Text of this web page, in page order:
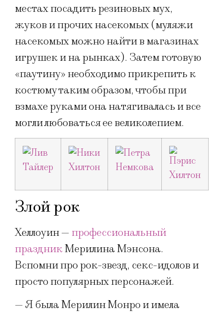
местах посадить резиновых мух,
жуков и прочих насекомых (муляжи
насекомых можно найти в магазинах
игрушек и на рынках). Затем готовую
«паутину» необходимо прикрепить к
костюму таким образом, чтобы при
взмахе руками она натягивалась и все
могли любоваться ее великолепием.
Злой рок
Хеллоуин — профессиональный
праздникМерилина Мэнсона.
Вспомни про рок-звезд, секс-идолов и
просто популярных персонажей.
— Я была Мерилин Монро и имела